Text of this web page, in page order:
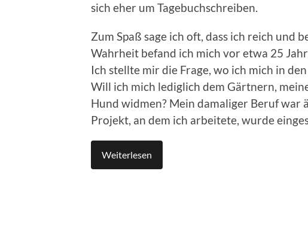
sich eher um Tagebuchschreiben.
Zum Spaß sage ich oft, dass ich reich und
Wahrheit befand ich mich vor etwa 25
Ich stellte mir die Frage, wo ich mich in
Will ich mich lediglich dem Gärtnern,
Hund widmen? Mein damaliger Beruf war
Projekt, an dem ich arbeitete, wurde
Weiterlesen